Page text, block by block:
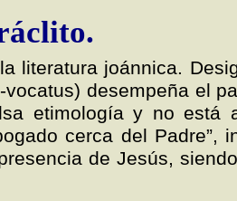
literatura joánnica.
desempeña el
etimología y no está
cerca del Padre”,
de Jesús,